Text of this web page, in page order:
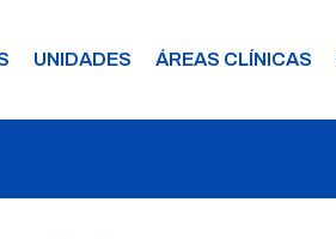
UNIDADES ÁREAS CLÍNICAS